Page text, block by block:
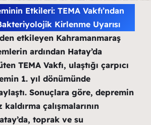
Etkileri: TEMA Vakfı’ndan
Kirlenme Uyarısı
etkileyen Kahramanmaraş
ardından Hatay’da
TEMA Vakfı, ulaştığı çarpıcı
1. yıl dönümünde
Sonuçlara göre, depremin
kaldırma çalışmalarının
toprak ve su